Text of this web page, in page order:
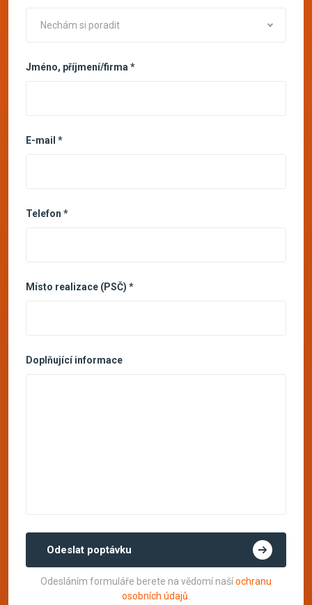
Nechám si poradit
Jméno, příjmení/firma *
E-mail *
Telefon *
Místo realizace (PSČ) *
Doplňující informace
Odeslat poptávku
Odesláním formuláře berete na vědomí našíochranu
osobních údajů